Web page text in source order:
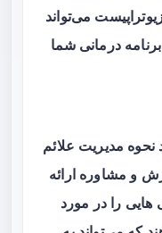
می‌تواند
درمانی شما
نحوه مدیریت علائم
و مشاوره ارائه
هایی را در مورد